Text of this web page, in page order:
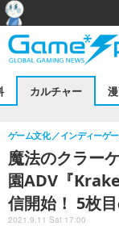
カルチャー
魔法のクラー
園ADV『
信開始！ 5枚
ゲーム文化 インディーゲ
2021.9.11 Sat 17:00